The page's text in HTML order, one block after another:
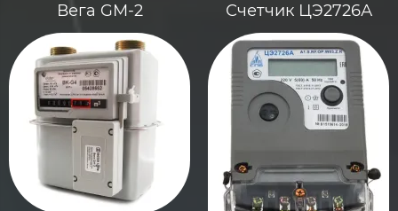
Вега GM-2 Счетчик ЦЭ2726А